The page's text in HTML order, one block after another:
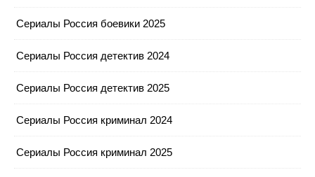
Сериалы Россия боевики 2025
Сериалы Россия детектив 2024
Сериалы Россия детектив 2025
Сериалы Россия криминал 2024
Сериалы Россия криминал 2025